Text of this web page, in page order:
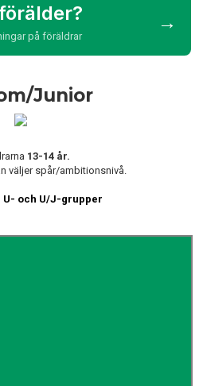
på föräldrar
→
Junior
13-14 år.
väljer spår/ambitionsnivå.
U- och U/J-grupper